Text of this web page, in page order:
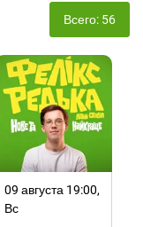
Всего: 56
09 августа 19:00,
Вс